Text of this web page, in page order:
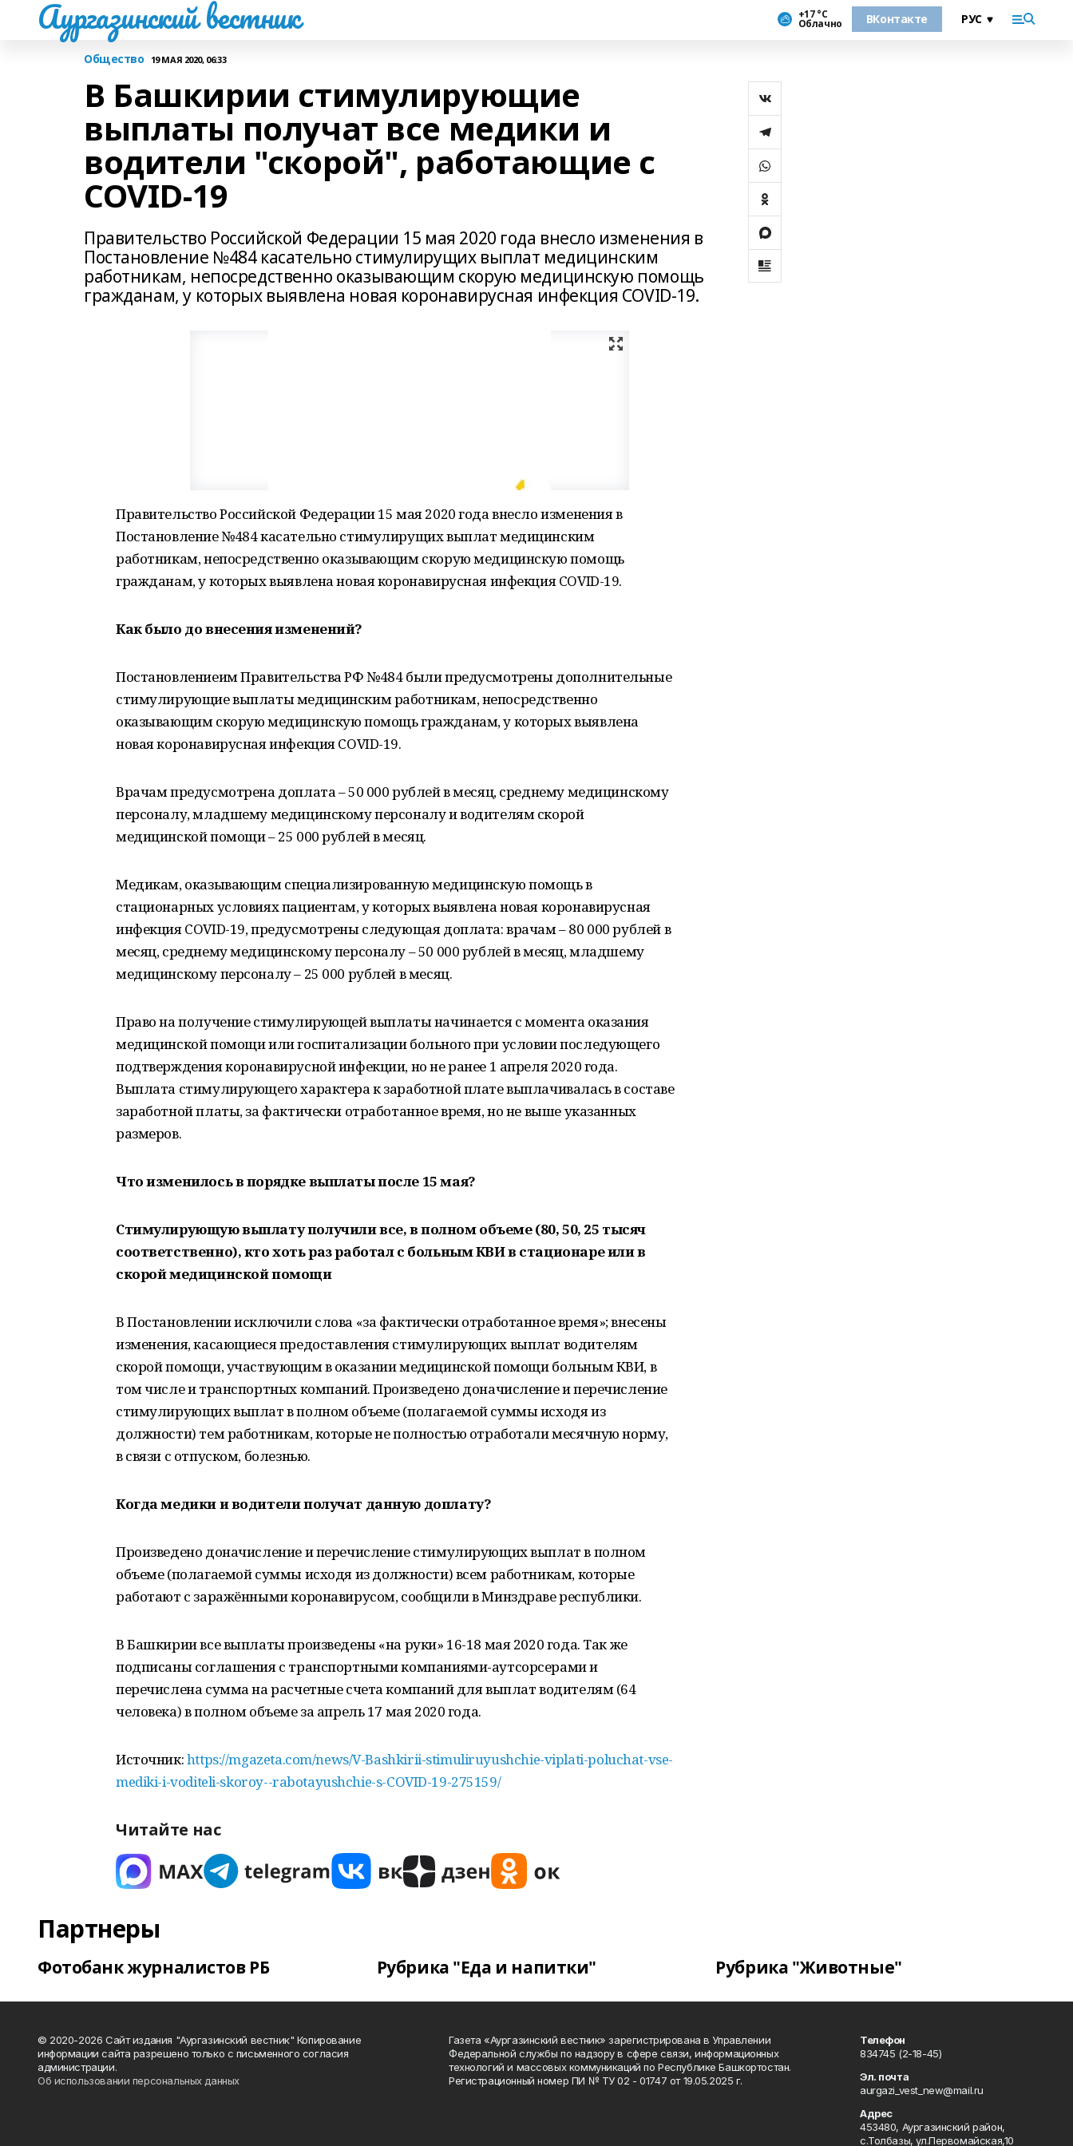
Аургазинский вестник +17 °С
Облачно ВКонтакте
Общество 19 МАЯ 2020, 06:33
В Башкирии стимулирующие
выплаты получат все медики и
водители "скорой", работающие с
COVID-19
Правительство Российской Федерации 15 мая 2020 года внесло изменения в
Постановление №484 касательно стимулирущих выплат медицинским
работникам, непосредственно оказывающим скорую медицинскую помощь
гражданам, у которых выявлена новая коронавирусная инфекция COVID-19.
Правительство Российской Федерации 15 мая 2020 года внесло изменения в
Постановление №484 касательно стимулирущих выплат медицинским
работникам, непосредственно оказывающим скорую медицинскую помощь
гражданам, у которых выявлена новая коронавирусная инфекция COVID-19.
Как было до внесения изменений?
Постановлениеим Правительства РФ №484 были предусмотрены дополнительные
стимулирующие выплаты медицинским работникам, непосредственно
оказывающим скорую медицинскую помощь гражданам, у которых выявлена
новая коронавирусная инфекция COVID-19.
Врачам предусмотрена доплата – 50 000 рублей в месяц, среднему медицинскому
персоналу, младшему медицинскому персоналу и водителям скорой
медицинской помощи – 25 000 рублей в месяц.
Медикам, оказывающим специализированную медицинскую помощь в
стационарных условиях пациентам, у которых выявлена новая коронавирусная
инфекция COVID-19, предусмотрены следующая доплата: врачам – 80 000 рублей в
месяц, среднему медицинскому персоналу – 50 000 рублей в месяц, младшему
медицинскому персоналу – 25 000 рублей в месяц.
Право на получение стимулирующей выплаты начинается с момента оказания
медицинской помощи или госпитализации больного при условии последующего
подтверждения коронавирусной инфекции, но не ранее 1 апреля 2020 года.
Выплата стимулирующего характера к заработной плате выплачивалась в составе
заработной платы, за фактически отработанное время, но не выше указанных
размеров.
Что изменилось в порядке выплаты после 15 мая?
Стимулирующую выплату получили все, в полном объеме (80, 50, 25 тысяч
соответственно), кто хоть раз работал с больным КВИ в стационаре или в
скорой медицинской помощи
В Постановлении исключили слова «за фактически отработанное время»; внесены
изменения, касающиеся предоставления стимулирующих выплат водителям
скорой помощи, участвующим в оказании медицинской помощи больным КВИ, в
том числе и транспортных компаний. Произведено доначисление и перечисление
стимулирующих выплат в полном объеме (полагаемой суммы исходя из
должности) тем работникам, которые не полностью отработали месячную норму,
в связи с отпуском, болезнью.
Когда медики и водители получат данную доплату?
Произведено доначисление и перечисление стимулирующих выплат в полном
объеме (полагаемой суммы исходя из должности) всем работникам, которые
работают с заражёнными коронавирусом, сообщили в Минздраве республики.
В Башкирии все выплаты произведены «на руки» 16-18 мая 2020 года. Так же
подписаны соглашения с транспортными компаниями-аутсорсерами и
перечислена сумма на расчетные счета компаний для выплат водителям (64
человека) в полном объеме за апрель 17 мая 2020 года.
Источник:https://mgazeta.com/news/V-Bashkirii-stimuliruyushchie-viplati-poluchat-vse-
mediki-i-voditeli-skoroy--rabotayushchie-s-COVID-19-275159/
Читайте нас
Партнеры
Фотобанк журналистов РБ Рубрика "Еда и напитки" Рубрика "Животные"
© 2020-2026 Сайт издания "Аургазинский вестник" Копирование
информации сайта разрешено только с письменного согласия
администрации.
Об использовании персональных данных
Газета «Аургазинский вестник» зарегистрирована в Управлении
Федеральной службы по надзору в сфере связи, информационных
технологий и массовых коммуникаций по Республике Башкортостан.
Регистрационный номер ПИ № ТУ 02 - 01747 от 19.05.2025 г.
Телефон
834745 (2-18-45)
Эл. почта
aurgazi_vest_new@mail.ru
Адрес
453480, Аургазинский район,
с.Толбазы, ул.Первомайская,10